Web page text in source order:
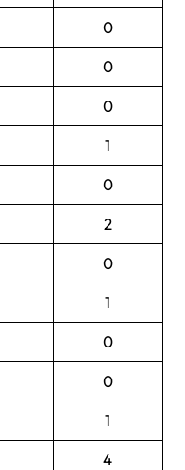
0
0
0
1
0
2
0
1
0
0
1
4